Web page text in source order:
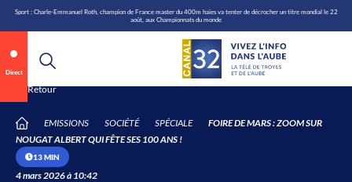
Aller
au
contenu
Sport : Charle-Emmanuel Roth, champion de France master du 400m haies va tenter de décrocher un titre mondial le 22
août, aux Championnats du monde
Direct
Retour
EMISSIONS SOCIÉTÉ SPÉCIALE
FOIRE DE MARS : ZOOM SUR
NOUGAT ALBERT QUI FÊTE SES 100 ANS !
0:06 / 0:12
Annonce 1 sur 2 canal32.fr
13 MIN
4 mars 2026 à 10:42